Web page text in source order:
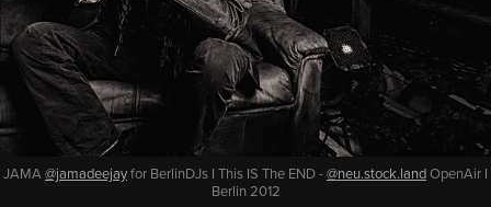
JAMA@jamadeejayfor BerlinDJs I This IS The END -@neu.stock.landOpenAir I
Berlin 2012